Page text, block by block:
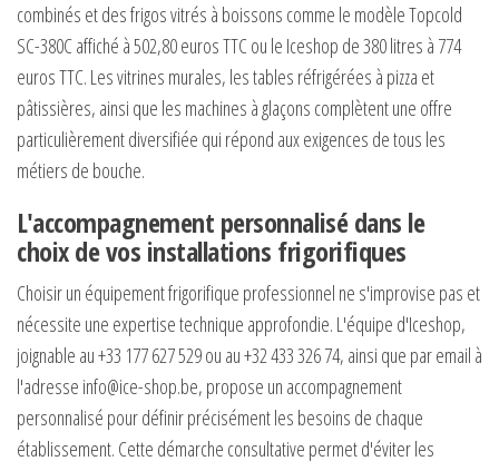
combinés et des frigos vitrés à boissons comme le modèle Topcold
SC-380C affiché à 502,80 euros TTC ou le Iceshop de 380 litres à 774
euros TTC. Les vitrines murales, les tables réfrigérées à pizza et
pâtissières, ainsi que les machines à glaçons complètent une offre
particulièrement diversifiée qui répond aux exigences de tous les
métiers de bouche.
L'accompagnement personnalisé dans le
choix de vos installations frigorifiques
Choisir un équipement frigorifique professionnel ne s'improvise pas et
nécessite une expertise technique approfondie. L'équipe d'Iceshop,
joignable au +33 177 627 529 ou au +32 433 326 74, ainsi que par email à
l'adresse info@ice-shop.be, propose un accompagnement
personnalisé pour définir précisément les besoins de chaque
établissement. Cette démarche consultative permet d'éviter les